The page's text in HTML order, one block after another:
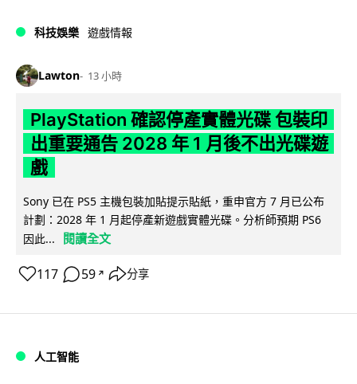
科技娛樂 遊戲情報
Lawton 13 小時
PlayStation 確認停產實體光碟 包裝印
出重要通告 2028 年 1 月後不出光碟遊
戲
Sony 已在 PS5 主機包裝加貼提示貼紙，重申官方 7 月已公布
計劃：2028 年 1 月起停產新遊戲實體光碟。分析師預期 PS6
因此...
閱讀全文
117 59 ↗ 分享
人工智能